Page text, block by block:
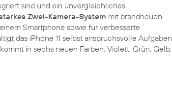
sind und ein unvergleichliches
Zwei-Kamera-System mit brandneuen
Smartphone sowie für verbesserte
das iPhone 11 selbst anspruchsvolle Aufgaben
in sechs neuen Farben: Violett, Grün, Gelb,